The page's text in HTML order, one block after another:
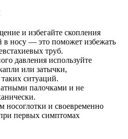
и избегайте скопления
в носу — это поможет избежать
труб.
давления используйте
или затычки,
ситуаций.
палочками и не
носоглотки и своевременно
первых симптомах